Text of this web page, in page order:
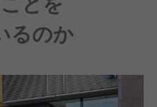
るのか